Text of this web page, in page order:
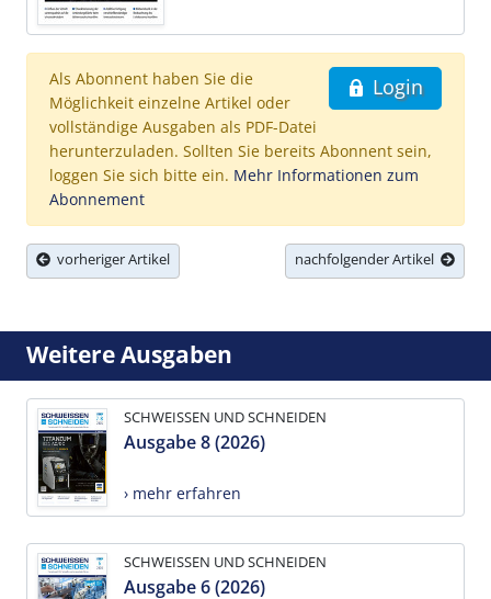
Login
Als Abonnent haben Sie die
Möglichkeit einzelne Artikel oder
vollständige Ausgaben als PDF-Datei
herunterzuladen. Sollten Sie bereits Abonnent sein,
loggen Sie sich bitte ein. Mehr Informationen zum
Abonnement
vorheriger Artikel nachfolgender Artikel
Weitere Ausgaben
SCHWEISSEN UND SCHNEIDEN
Ausgabe 8 (2026)
› mehr erfahren
SCHWEISSEN UND SCHNEIDEN
Ausgabe 6 (2026)